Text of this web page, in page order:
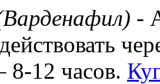
-
8-12 часов.